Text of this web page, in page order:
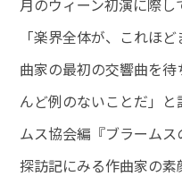
月のウィーン初演に際
「楽界全体が、これほ
曲家の最初の交響曲を
んど例のないことだ」
ムス協会編『ブラーム
探訪記にみる作曲家の